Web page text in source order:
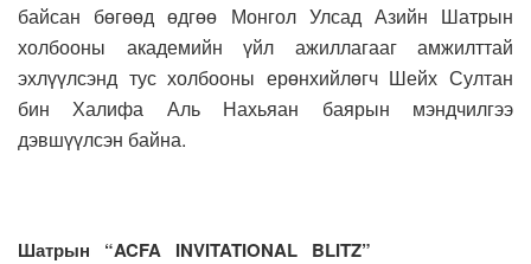
байсан бөгөөд өдгөө Монгол Улсад Азийн Шатрын
холбооны академийн үйл ажиллагааг амжилттай
эхлүүлсэнд тус холбооны ерөнхийлөгч Шейх Султан
бин Халифа Аль Нахьяан баярын мэндчилгээ
дэвшүүлсэн байна.
Шатрын “ACFA INVITATIONAL BLITZ”